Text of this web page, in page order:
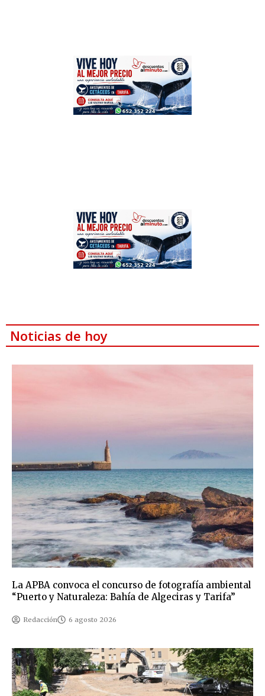
Noticias de hoy
La APBA convoca el concurso de fotografía ambiental
“Puerto y Naturaleza: Bahía de Algeciras y Tarifa”
Redacción 6 agosto 2026